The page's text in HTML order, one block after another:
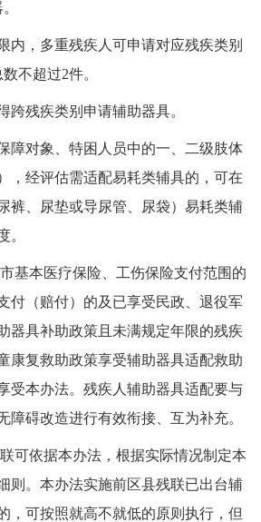
内，多重残疾人可申请对应残疾类别
不超过2件。
跨残疾类别申请辅助器具。
障对象、特困人员中的一、二级肢体
，经评估需适配易耗类辅具的，可在
裤、尿垫或导尿管、尿袋）易耗类辅
。
基本医疗保险、工伤保险支付范围的
付（赔付）的及已享受民政、退役军
器具补助政策且未满规定年限的残疾
康复救助政策享受辅助器具适配救助
受本办法。残疾人辅助器具适配要与
障碍改造进行有效衔接、互为补充。
可依据本办法，根据实际情况制定本
则。本办法实施前区县残联已出台辅
，可按照就高不就低的原则执行，但